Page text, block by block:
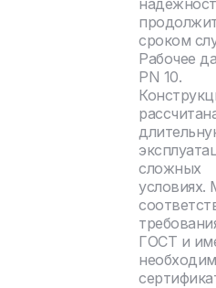
сроком
Рабочее
PN 10.
сложных
условиях.
ГОСТ и